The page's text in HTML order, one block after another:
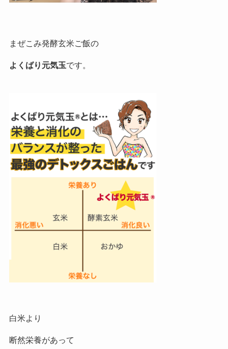
まぜこみ発酵玄米ご飯の
よくばり元気玉です。
白米より
断然栄養があって